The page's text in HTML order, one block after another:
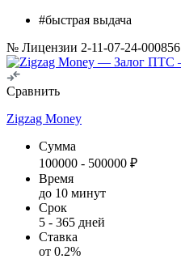
#быстрая выдача
№ Лицензии 2-11-07-24-000856
Сравнить
Zigzag Money
Сумма
100000 - 500000 ₽
Время
до 10 минут
Срок
5 - 365 дней
Ставка
от 0.2%